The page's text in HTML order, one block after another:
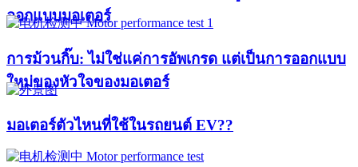
ออกแบบมอเตอร์
การม้วนกิ๊บ: ไม่ใช่แค่การอัพเกรด แต่เป็นการออกแบบ
ใหม่ของหัวใจของมอเตอร์​
มอเตอร์ตัวไหนที่ใช้ในรถยนต์ EV??​​